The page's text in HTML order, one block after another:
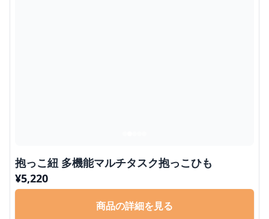
抱っこ紐 多機能マルチタスク抱っこひも
¥5,220
商品の詳細を見る